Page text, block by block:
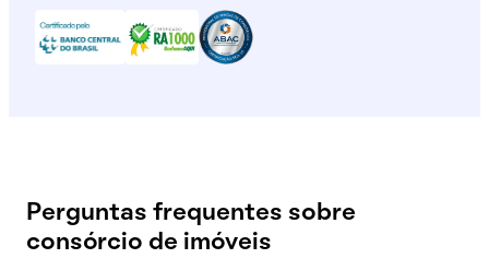
Perguntas frequentes sobre
consórcio de imóveis